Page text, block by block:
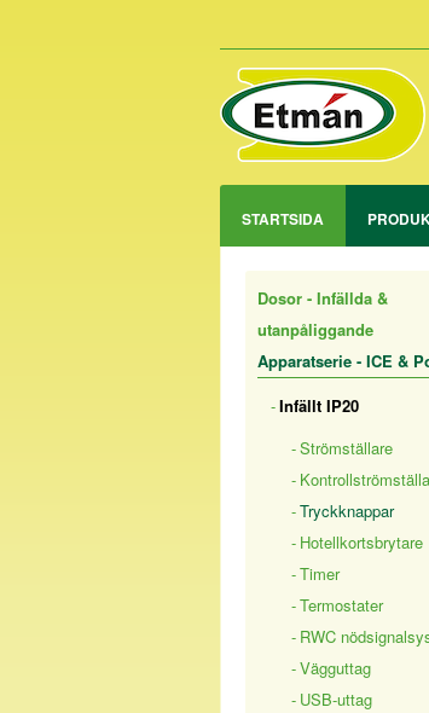
STARTSIDA
Dosor - Infällda &
utanpåliggande
Apparatserie - ICE &
Infällt IP20
Strömställare
Tryckknappar
Hotellkortsbrytare
Timer
Termostater
RWC
Vägguttag
USB-uttag